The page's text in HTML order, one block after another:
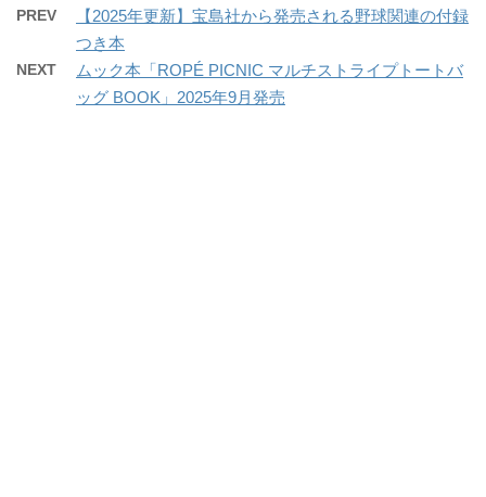
PREV
【2025年更新】宝島社から発売される野球関連の付録
つき本
NEXT
ムック本「ROPÉ PICNIC マルチストライプトートバ
ッグ BOOK」2025年9月発売